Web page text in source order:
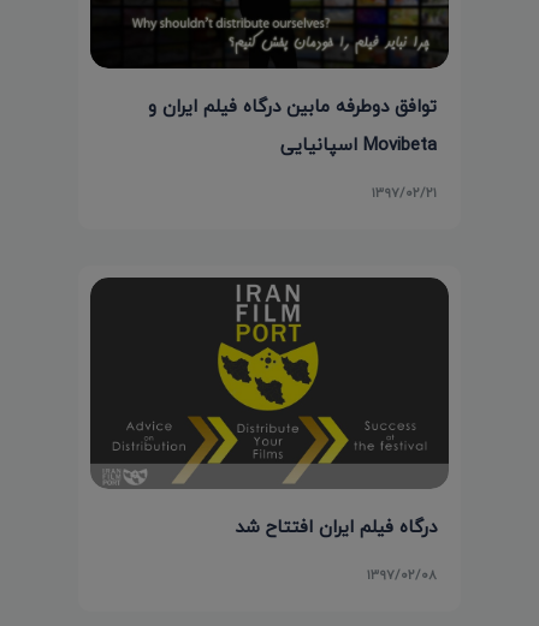
توافق دوطرفه مابین درگاه فیلم ایران و
Movibeta اسپانیایی
۱۳۹۷/۰۲/۲۱
درگاه فیلم ایران افتتاح شد
۱۳۹۷/۰۲/۰۸